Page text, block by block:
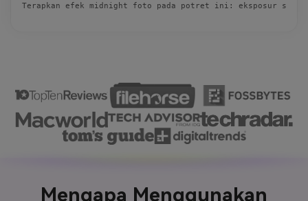
Terapkan efek midnight foto pada potret ini: eksposur
Mengapa Menggunakan